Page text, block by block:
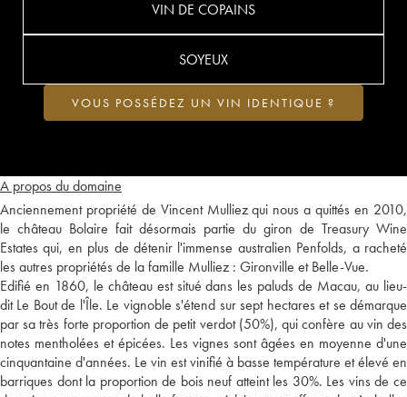
A propos du domaine
Anciennement propriété de Vincent Mulliez qui nous a quittés en 2010,
le château Bolaire fait désormais partie du giron de Treasury Wine
Estates qui, en plus de détenir l'immense australien Penfolds, a racheté
les autres propriétés de la famille Mulliez : Gironville et Belle-Vue.
Edifié en 1860, le château est situé dans les paluds de Macau, au lieu-
dit Le Bout de l'Île. Le vignoble s'étend sur sept hectares et se démarque
par sa très forte proportion de petit verdot (50%), qui confère au vin des
notes mentholées et épicées. Les vignes sont âgées en moyenne d'une
cinquantaine d'années. Le vin est vinifié à basse température et élevé en
barriques dont la proportion de bois neuf atteint les 30%. Les vins de ce
VIN DE COPAINS
SOYEUX
VOUS POSSÉDEZ UN VIN IDENTIQUE ?